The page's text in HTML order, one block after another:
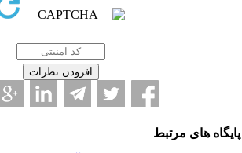
های مرتبط